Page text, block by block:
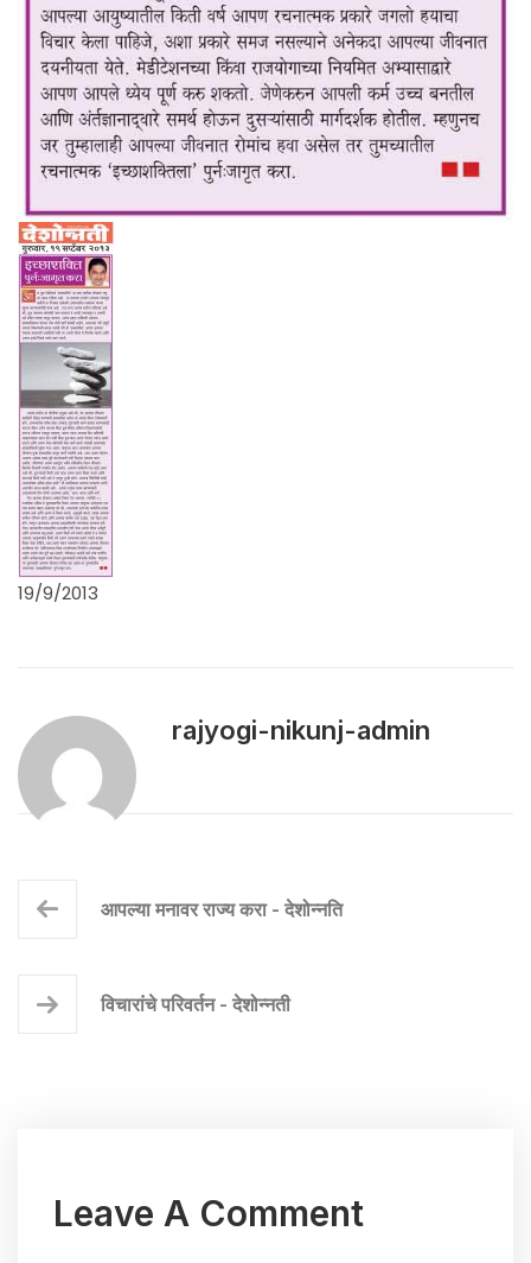
19/9/2013
rajyogi-nikunj-admin
आपल्या मनावर राज्य करा - देशोन्नति
विचारांचे परिवर्तन - देशोन्नती
Leave A Comment